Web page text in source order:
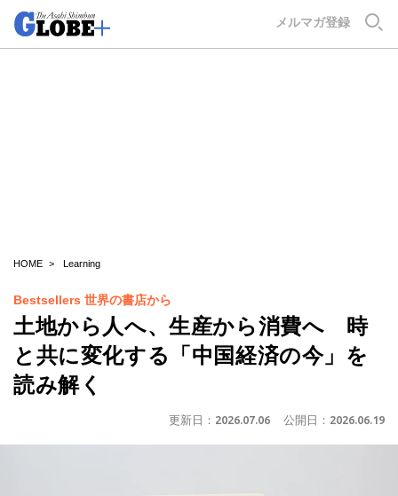
メルマガ登録
HOME Learning
Bestsellers 世界の書店から
土地から人へ、生産から消費へ 時
と共に変化する「中国経済の今」を
読み解く
更新日： 2026.07.06 公開日： 2026.06.19